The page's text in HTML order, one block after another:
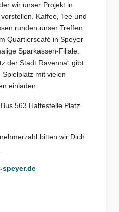
wir unser Projekt in
Kaffee, Tee und
runden unser Treffen
Quartierscafé in Speyer-
Sparkassen-Filiale.
der Stadt Ravenna“ gibt
mit vielen
einladen.
563 Haltestelle Platz
bitten wir Dich